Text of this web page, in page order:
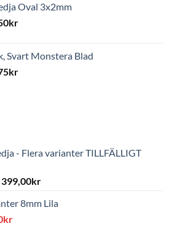
Oval 3x2mm
kr
Svart Monstera Blad
kr
- Flera varianter TILLFÄLLIGT
399,00kr
8mm Lila
krDet